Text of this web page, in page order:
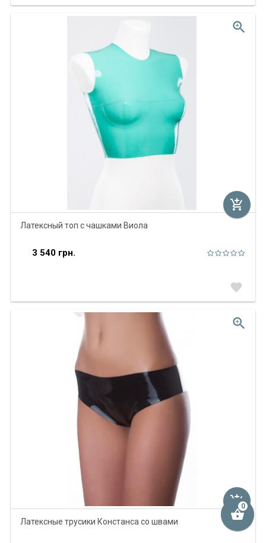
shopping_basket
Латексный топ с чашками Виола
3 540 грн.
add_shopping_cart
favorite
zoom_in
Латексные трусики Констанса со швами
add_shopping_cart
zoom_in